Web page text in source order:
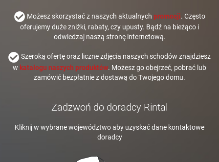
Możesz skorzystać z naszych aktualnych promocji. Często
oferujemy duże zniżki, rabaty, czy upusty. Bądź na bieżąco i
odwiedzaj naszą stronę internetową.
Szeroką ofertę oraz liczne zdjęcia naszych schodów znajdziesz
w katalogu naszych produktów. Możesz go obejrzeć, pobrać lub
zamówić bezpłatnie z dostawą do Twojego domu.
Zadzwoń do doradcy Rintal
Kliknij w wybrane województwo aby uzyskać dane kontaktowe
doradcy